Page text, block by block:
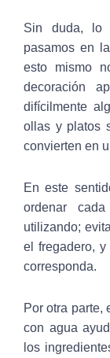
Sin duda, lo
pasamos en
esto mismo
decoración
difícilmente
ollas y platos
convierten en
En este
ordenar
utilizando;
el fregadero,
corresponda.
Por otra parte,
con agua
los